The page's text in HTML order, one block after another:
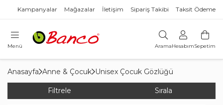
Kampanyalar Mağazalar İletişim Sipariş Takibi Taksit Ödeme
Menü AramaHesabımSepetim
Anasayfa Anne & Çocuk Unisex Çocuk Gözlüğü
Filtrele Sırala